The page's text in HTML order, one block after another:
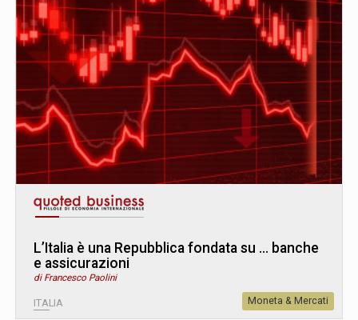
L’Italia è una Repubblica fondata su ... banche
e assicurazioni
di Francesco Paolini
ITALIA Moneta & Mercati